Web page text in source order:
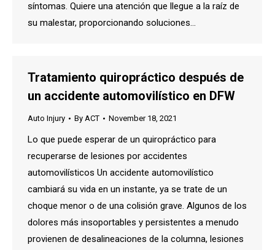
síntomas. Quiere una atención que llegue a la raíz de
su malestar, proporcionando soluciones…
Tratamiento quiropráctico después de
un accidente automovilístico en DFW
Auto Injury By ACT November 18, 2021
Lo que puede esperar de un quiropráctico para
recuperarse de lesiones por accidentes
automovilísticos Un accidente automovilístico
cambiará su vida en un instante, ya se trate de un
choque menor o de una colisión grave. Algunos de los
dolores más insoportables y persistentes a menudo
provienen de desalineaciones de la columna, lesiones